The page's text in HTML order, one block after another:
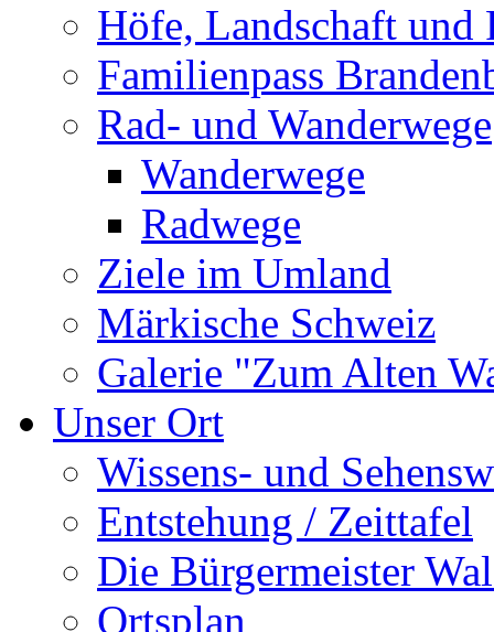
Höfe, Landschaft und
Familienpass
Rad- und Wanderwege
Wanderwege
Radwege
Ziele im Umland
Märkische Schweiz
Galerie "Zum Alten
Unser Ort
Wissens- und
Entstehung / Zeittafel
Die Bürgermeister
Ortsplan